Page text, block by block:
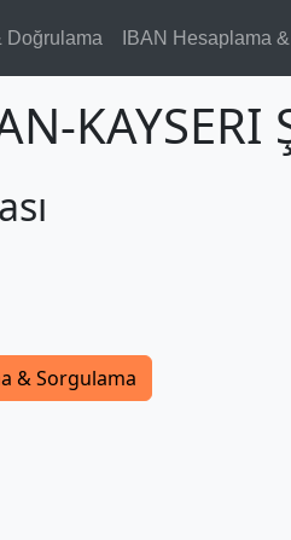
Doğrulama IBAN Hesaplama
KAYSERI
& Sorgulama